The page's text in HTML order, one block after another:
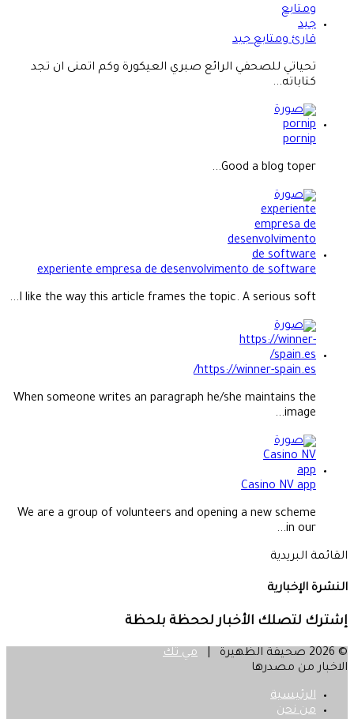
قارئ ومتابع جيد
تحياتي للصحفي الرائع صبري العيكورة وكم اتمنى ان تجد
كتاباته...
pornip
Good a blog toper...
experiente empresa de desenvolvimento de software
I like the way this article frames the topic. A serious soft...
https://winner-spain.es/
When someone writes an paragraph he/she maintains the
image...
Casino NV app
We are a group of volunteers and opening a new scheme
in our...
القائمة البريدية
النشرة الإخبارية
إشترك لتصلك الأخبار لححظة بلحظة
© 2026 صحيفة الظهيرة |
مي تك
الاخبار من مصدرها
الرئيسية
من نحن